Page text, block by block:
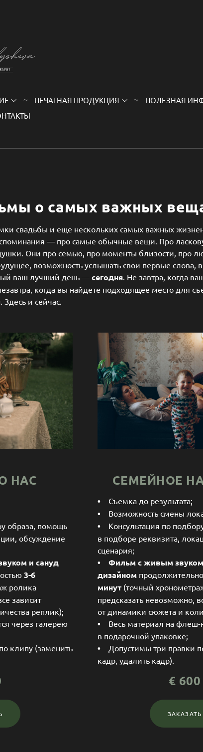
ПЕЧАТНАЯ ПРОДУКЦИЯ
ПОЛЕЗНАЯ
о самых важных
свадьбы и еще нескольких самых важных
— про самые обычные вещи. Про
Они про семью, про моменты близости, про
возможность услышать свои первые слова,
ваш лучший день —сегодня . Не завтра, когда
когда вы найдете подходящее место для
. Здесь и сейчас.
НАС
образа, помощь
обсуждение
и сануд
3-6
ролика
зависит
реплик);
через галерею
клипу (заменить
СЕМЕЙНОЕ
• Съемка до результата;
• Возможность смены
• Консультация по
в подборе реквизита,
сценария;
• Фильмс живым
дизайном
минут (точный
предсказать невозможно,
от динамики сюжета и
• Весь материал на флеш-
в подарочной упаковке;
• Допустимы три правки
кадр, удалить кадр).
€ 600
ЗАКАЗАТЬ